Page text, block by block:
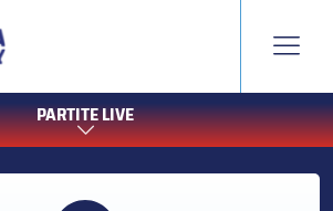
PARTITE LIVE